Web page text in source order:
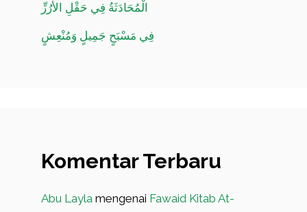
الْمُحَادَثَةُ فِي حَقْلِ الأَرُزِّ
فِي مَسْبَحٍ جَمِيلٍ وَمُنْعِشٍ
Komentar Terbaru
Abu Layla mengenai Fawaid Kitab At-